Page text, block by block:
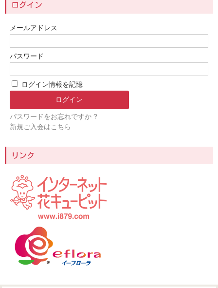
ログイン
メールアドレス
パスワード
ログイン情報を記憶
パスワードをお忘れですか ?
新規ご入会はこちら
リンク